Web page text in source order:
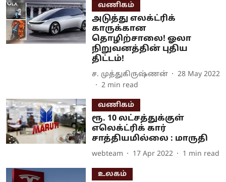
வணிகம்
அடுத்து எலக்ட்ரிக்
காருக்கான
தொழிற்சாலை! ஓலா
நிறுவனத்தின் புதிய
திட்டம்!
ச. முத்துகிருஷ்ணன்
28 May 2022
2 min read
வணிகம்
ரூ. 10 லட்சத்துக்குள்
எலெக்ட்ரிக் கார்
சாத்தியமில்லை : மாருதி
webteam 17 Apr 2022 1 min read
உலகம்